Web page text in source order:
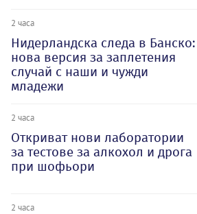
2 часа
Нидерландска следа в Банско:
нова версия за заплетения
случай с наши и чужди
младежи
2 часа
Откриват нови лаборатории
за тестове за алкохол и дрога
при шофьори
2 часа